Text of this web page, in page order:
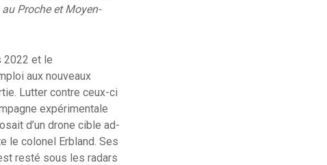
Proche et Moyen-
2022 et le
aux nouveaux
Lutter contre ceux-ci
expérimentale
d’un drone cible ad-
le colonel Erbland. Ses
resté sous les radars